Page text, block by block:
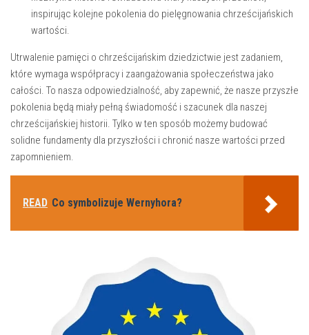
inspirując kolejne pokolenia do pielęgnowania chrześcijańskich
wartości.
Utrwalenie pamięci o chrześcijańskim dziedzictwie jest zadaniem,
które wymaga współpracy i zaangażowania społeczeństwa jako
całości. To‌ nasza odpowiedzialność, aby zapewnić, że⁢ nasze przyszłe
pokolenia będą miały pełną świadomość i szacunek dla ‍naszej
chrześcijańskiej historii. Tylko w ten⁢ sposób możemy ⁣budować
solidne fundamenty dla przyszłości i chronić nasze wartości przed
zapomnieniem.
READ Co symbolizuje Wernyhora?